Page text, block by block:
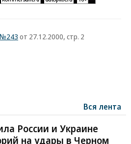
от 27.12.2000, стр. 2
Вся лента
России и Украине
на удары в Черном